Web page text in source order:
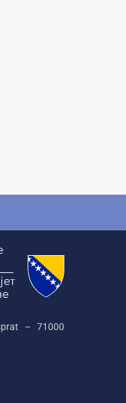
– 71000‌